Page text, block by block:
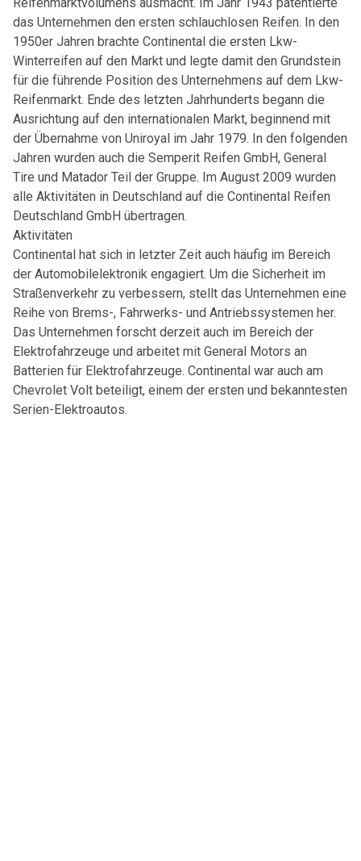
das Unternehmen den ersten schlauchlosen Reifen. In den
1950er Jahren brachte Continental die ersten Lkw-
Winterreifen auf den Markt und legte damit den Grundstein
für die führende Position des Unternehmens auf dem Lkw-
Reifenmarkt. Ende des letzten Jahrhunderts begann die
Ausrichtung auf den internationalen Markt, beginnend mit
der Übernahme von Uniroyal im Jahr 1979. In den folgenden
Jahren wurden auch die Semperit Reifen GmbH, General
Tire und Matador Teil der Gruppe. Im August 2009 wurden
alle Aktivitäten in Deutschland auf die Continental Reifen
Deutschland GmbH übertragen.
Aktivitäten
Continental hat sich in letzter Zeit auch häufig im Bereich
der Automobilelektronik engagiert. Um die Sicherheit im
Straßenverkehr zu verbessern, stellt das Unternehmen eine
Reihe von Brems-, Fahrwerks- und Antriebssystemen her.
Das Unternehmen forscht derzeit auch im Bereich der
Elektrofahrzeuge und arbeitet mit General Motors an
Batterien für Elektrofahrzeuge. Continental war auch am
Chevrolet Volt beteiligt, einem der ersten und bekanntesten
Serien-Elektroautos.